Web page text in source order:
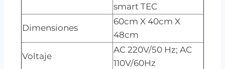
smart TEC
Dimensiones
60cm X 40cm X
48cm
Voltaje
AC 220V/50 Hz; AC
110V/60Hz